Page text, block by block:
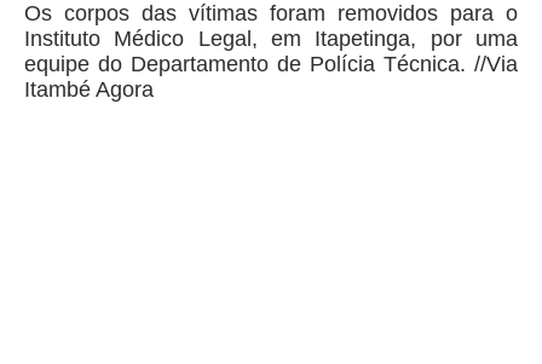
Os corpos das vítimas foram removidos para o
Instituto Médico Legal, em Itapetinga, por uma
equipe do Departamento de Polícia Técnica. //Via
Itambé Agora